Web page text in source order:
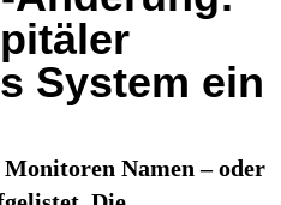
System ein
Namen – oder